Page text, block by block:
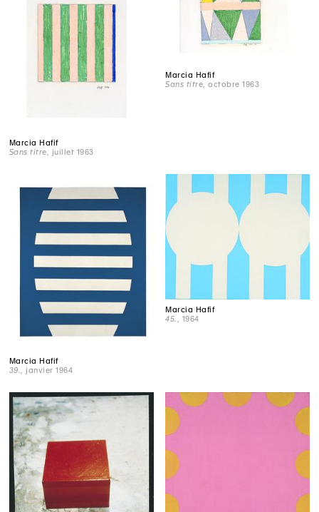
Marcia Hafif
Sans titre , juillet 1963
Marcia Hafif
Sans titre , octobre 1963
Marcia Hafif
39.
, janvier 1964
Marcia Hafif
45.
, 1964